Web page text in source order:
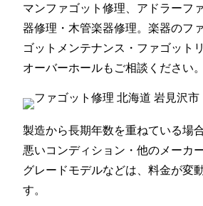
マンファゴット修理、アドラーフ
器修理・木管楽器修理。楽器のフ
ゴットメンテナンス・ファゴット
オーバーホールもご相談ください。
製造から長期年数を重ねている場
悪いコンディション・他のメーカ
グレードモデルなどは、料金が変
す。